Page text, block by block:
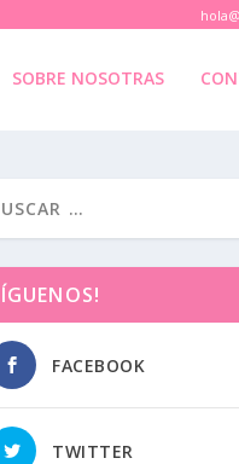
SOBRE NOSOTRAS
FACEBOOK
TWITTER